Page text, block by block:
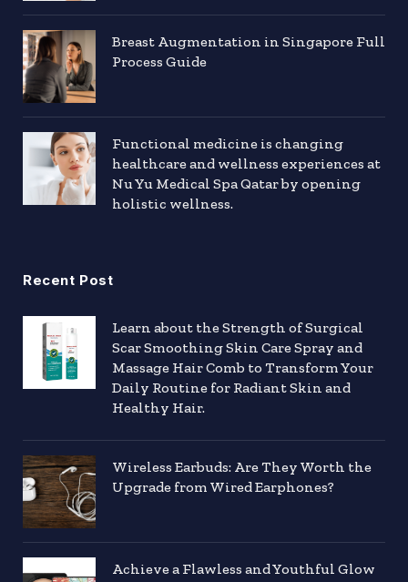
Breast Augmentation in Singapore Full
Process Guide
Functional medicine is changing
healthcare and wellness experiences at
Nu Yu Medical Spa Qatar by opening
holistic wellness.
Recent Post
Learn about the Strength of Surgical
Scar Smoothing Skin Care Spray and
Massage Hair Comb to Transform Your
Daily Routine for Radiant Skin and
Healthy Hair.
Wireless Earbuds: Are They Worth the
Upgrade from Wired Earphones?
Achieve a Flawless and Youthful Glow